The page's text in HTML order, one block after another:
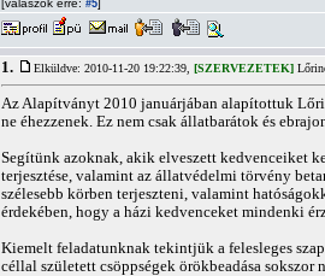
[válaszok erre: #5]
1. Elküldve: 2010-11-20 19:22:39, [SZERVEZETEK]
Az Alapítványt 2010 januárjában alapítottuk
ne éhezzenek. Ez nem csak állatbarátok és
Segítünk azoknak, akik elveszett kedvenceiket
terjesztése, valamint az állatvédelmi törvény
szélesebb körben terjeszteni, valamint
érdekében, hogy a házi kedvenceket mindenki
Kiemelt feladatunknak tekintjük a felesleges
céllal született csöppségek örökbeadása sokszor